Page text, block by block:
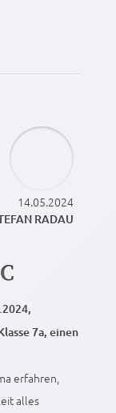
14.05.2024
RADAU
7a, einen
erfahren,
alles